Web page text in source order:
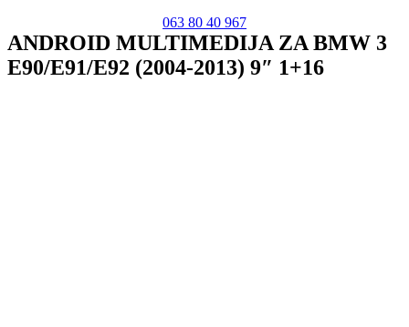
063 80 40 967
ANDROID MULTIMEDIJA ZA BMW 3
E90/E91/E92 (2004-2013) 9″ 1+16